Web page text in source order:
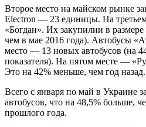
Второе место на майском рынке
Electron — 23 единицы. На
«Богдан». Их закупилии в
чем в мае 2016 года). Автобусы
место — 13 новых автобусов (на
показателя). На пятом месте —
Это на 42% меньше, чем год назад.
Всего с января по май в Украине
автобусов, что на 48,5% больше,
прошлого года.